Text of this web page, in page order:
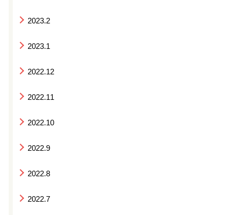
2023.2
2023.1
2022.12
2022.11
2022.10
2022.9
2022.8
2022.7